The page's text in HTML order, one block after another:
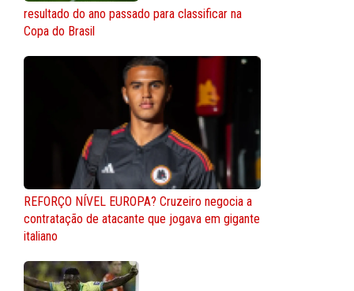
resultado do ano passado para classificar na
Copa do Brasil
REFORÇO NÍVEL EUROPA? Cruzeiro negocia a
contratação de atacante que jogava em gigante
italiano